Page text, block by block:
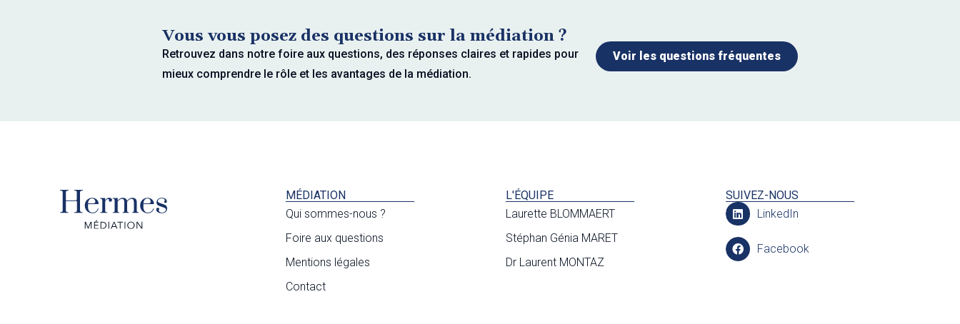
Vous vous posez des questions sur la médiation ?
Retrouvez dans notre foire aux questions, des réponses claires et rapides pour
mieux comprendre le rôle et les avantages de la médiation.
Voir les questions fréquentes
MÉDIATION
Qui sommes-nous ?
Foire aux questions
Mentions légales
Contact
L'ÉQUIPE
Laurette BLOMMAERT
Stéphan Génia MARET
Dr Laurent MONTAZ
SUIVEZ-NOUS
LinkedIn
Facebook